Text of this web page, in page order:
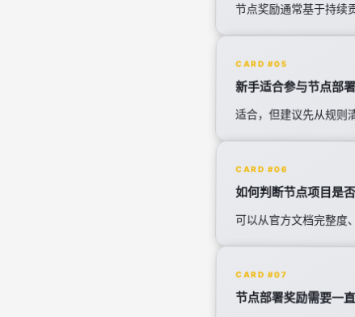
节点奖励通常基于持续
CARD #05
新手适合参与节点部
适合，但建议先从规则
CARD #06
如何判断节点项目是否
可以从官方文档完整度
CARD #07
节点部署奖励需要一